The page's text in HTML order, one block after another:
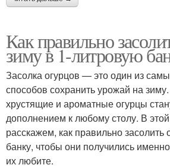
Как правильно
зиму в 1-литровую
Засолка огурцов — это один из
способов сохранить урожай на
хрустящие и ароматные огурцы
дополнением к любому столу. В
расскажем, как правильно
банку, чтобы они получились
их любите.